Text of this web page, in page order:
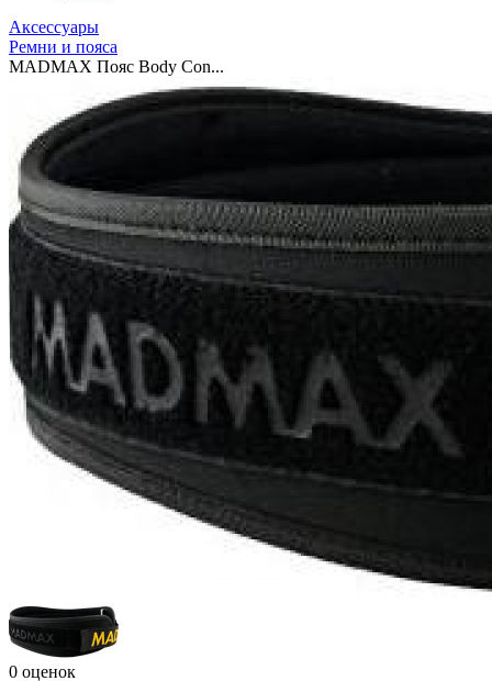
Аксессуары
Ремни и пояса
MADMAX Пояс Body Con...
0 оценок